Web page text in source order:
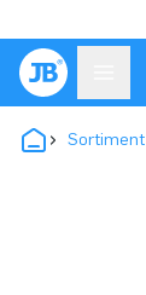
Sortiment